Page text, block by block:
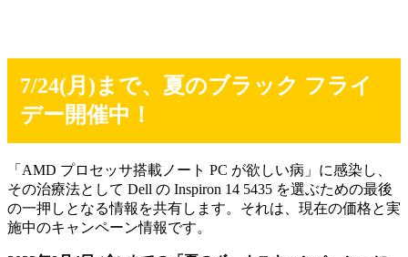
7/24(月)まで、夏のブラック フライ
デー開催中！
「AMD プロセッサ搭載ノート PC が欲しい病」に感染し、
その治療法として Dell の Inspiron 14 5435 を選ぶための最後
の一押しとなる情報を共有します。それは、現在の価格と実
施中のキャンペーン情報です。